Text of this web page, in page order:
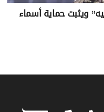
ويثبت حماية أسماء